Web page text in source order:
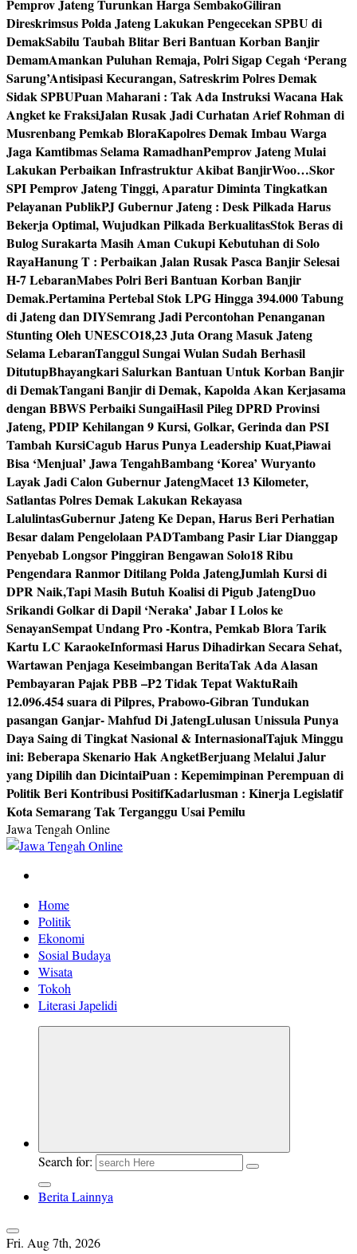
Pemprov Jateng Turunkan Harga SembakoGiliran
Direskrimsus Polda Jateng Lakukan Pengecekan SPBU di
DemakSabilu Taubah Blitar Beri Bantuan Korban Banjir
DemamAmankan Puluhan Remaja, Polri Sigap Cegah ‘Perang
Sarung’Antisipasi Kecurangan, Satreskrim Polres Demak
Sidak SPBUPuan Maharani : Tak Ada Instruksi Wacana Hak
Angket ke FraksiJalan Rusak Jadi Curhatan Arief Rohman di
Musrenbang Pemkab BloraKapolres Demak Imbau Warga
Jaga Kamtibmas Selama RamadhanPemprov Jateng Mulai
Lakukan Perbaikan Infrastruktur Akibat BanjirWoo…Skor
SPI Pemprov Jateng Tinggi, Aparatur Diminta Tingkatkan
Pelayanan PublikPJ Gubernur Jateng : Desk Pilkada Harus
Bekerja Optimal, Wujudkan Pilkada BerkualitasStok Beras di
Bulog Surakarta Masih Aman Cukupi Kebutuhan di Solo
RayaHanung T : Perbaikan Jalan Rusak Pasca Banjir Selesai
H-7 LebaranMabes Polri Beri Bantuan Korban Banjir
Demak.Pertamina Pertebal Stok LPG Hingga 394.000 Tabung
di Jateng dan DIYSemrang Jadi Percontohan Penanganan
Stunting Oleh UNESCO18,23 Juta Orang Masuk Jateng
Selama LebaranTanggul Sungai Wulan Sudah Berhasil
DitutupBhayangkari Salurkan Bantuan Untuk Korban Banjir
di DemakTangani Banjir di Demak, Kapolda Akan Kerjasama
dengan BBWS Perbaiki SungaiHasil Pileg DPRD Provinsi
Jateng, PDIP Kehilangan 9 Kursi, Golkar, Gerinda dan PSI
Tambah KursiCagub Harus Punya Leadership Kuat,Piawai
Bisa ‘Menjual’ Jawa TengahBambang ‘Korea’ Wuryanto
Layak Jadi Calon Gubernur JatengMacet 13 Kilometer,
Satlantas Polres Demak Lakukan Rekayasa
LalulintasGubernur Jateng Ke Depan, Harus Beri Perhatian
Besar dalam Pengelolaan PADTambang Pasir Liar Dianggap
Penyebab Longsor Pinggiran Bengawan Solo18 Ribu
Pengendara Ranmor Ditilang Polda JatengJumlah Kursi di
DPR Naik,Tapi Masih Butuh Koalisi di Pigub JatengDuo
Srikandi Golkar di Dapil ‘Neraka’ Jabar I Lolos ke
SenayanSempat Undang Pro -Kontra, Pemkab Blora Tarik
Kartu LC KaraokeInformasi Harus Dihadirkan Secara Sehat,
Wartawan Penjaga Keseimbangan BeritaTak Ada Alasan
Pembayaran Pajak PBB –P2 Tidak Tepat WaktuRaih
12.096.454 suara di Pilpres, Prabowo-Gibran Tundukan
pasangan Ganjar- Mahfud Di JatengLulusan Unissula Punya
Daya Saing di Tingkat Nasional & InternasionalTajuk Minggu
ini: Beberapa Skenario Hak AngketBerjuang Melalui Jalur
yang Dipilih dan DicintaiPuan : Kepemimpinan Perempuan di
Politik Beri Kontribusi PositifKadarlusman : Kinerja Legislatif
Kota Semarang Tak Terganggu Usai Pemilu
Jawa Tengah Online
Berita Jawa Tengah Terbaru dan Terkini
Home
Politik
Ekonomi
Sosial Budaya
Wisata
Tokoh
Literasi Japelidi
Search for:
Berita Lainnya
Fri. Aug 7th, 2026